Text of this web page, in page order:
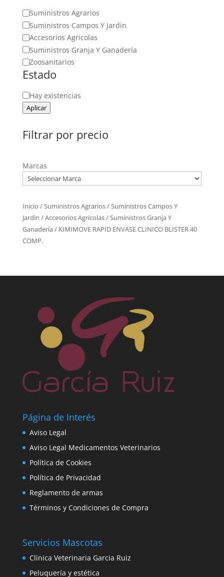
Categoría
Suministros Agrarios
Suministros Campos Y Jardin
Accesorios Agricolas
Suministros Granja Y Ganadería
Zoosanitarios
Estado
Estado
Hay existencias
Aplicar
Filtrar por precio
Marcas
Inicio /Suministros Agrarios/Suministros Campos Y
Jardin /Accesorios Agricolas/Suministros Granja Y
Ganadería/ KIMIMOVE RAPID ENVASE CLINICO BLISTER 40
COMP.
Página de Interés
Aviso Legal
Aviso Legal Medicamentos Veterinarios
Política de Cookies
Política de Privacidad
Reglamento de armas
Términos y Condiciones de Compra
Servicios Mascotas
Clinica Veterinaria Garcia Ruiz
Peluquería y estética